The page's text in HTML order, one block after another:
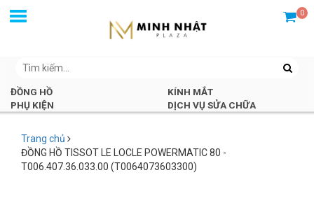
0
ĐỒNG HỒ
KÍNH MẮT
PHỤ KIỆN
DỊCH VỤ SỬA CHỮA
Trang chủ
ĐỒNG HỒ TISSOT LE LOCLE POWERMATIC 80 -
T006.407.36.033.00 (T0064073603300)